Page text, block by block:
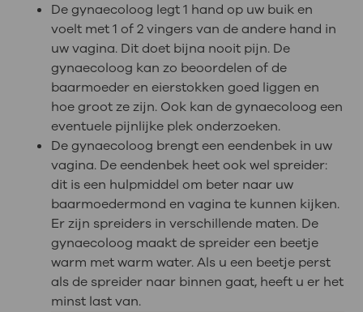
De gynaecoloog legt 1 hand op uw buik en
voelt met 1 of 2 vingers van de andere hand in
uw vagina. Dit doet bijna nooit pijn. De
gynaecoloog kan zo beoordelen of de
baarmoeder en eierstokken goed liggen en
hoe groot ze zijn. Ook kan de gynaecoloog een
eventuele pijnlijke plek onderzoeken.
De gynaecoloog brengt een eendenbek in uw
vagina. De eendenbek heet ook wel spreider:
dit is een hulpmiddel om beter naar uw
baarmoedermond en vagina te kunnen kijken.
Er zijn spreiders in verschillende maten. De
gynaecoloog maakt de spreider een beetje
warm met warm water. Als u een beetje perst
als de spreider naar binnen gaat, heeft u er het
minst last van.